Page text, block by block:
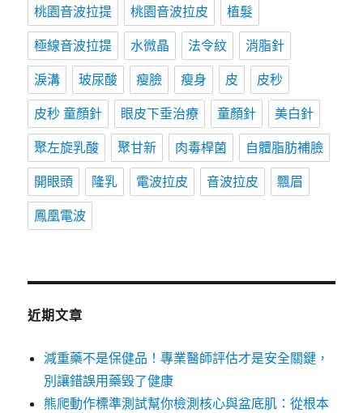
桃園音波拉提 桃園音波拉皮 植髮
極線音波拉提 水微晶 法令紋 消脂針
淚溝 玻尿酸 瘦臉 瘦身 皮 皮秒
皮秒 童顏針 眼皮下垂治療 童顏針 美白針
聚左旋乳酸 聚甘新 肉毒桿菌 自體脂肪補臉
開眼頭 隆乳 電波拉皮 音波拉皮 飄眉
鳳凰電波
近期文章
減重藥不是保健品！專業醫師評估才是安全關鍵，
別讓錯誤用藥毀了健康
熊爬動作標準測試幫你檢測核心與盆底肌：從根本